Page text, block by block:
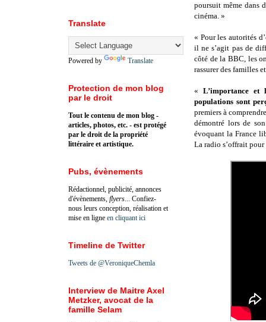
poursuit même dans
cinéma. »
« Pour les autorités
il ne s’agit pas de
côté de la BBC, les
rassurer des familles
«L’importance et
populations sont
premiers à
démontré lors de
évoquant la France
La radio s’offrait pour
Translate
Powered by Translate
Protection de mon blog
par le droit
Tout le contenu de mon blog -
articles, photos, etc. - est protégé
par le droit de la propriété
littéraire et artistique.
Pubs, évènements
Rédactionnel, publicité, annonces
d'évènements, flyers ... Confiez-
nous leurs conception, réalisation et
mise en ligne en cliquant ici
Timeline de Twitter
Tweets de @VeroniqueChemla
Interview de Maitre Axel
Metzker, avocat de la
famille Selam